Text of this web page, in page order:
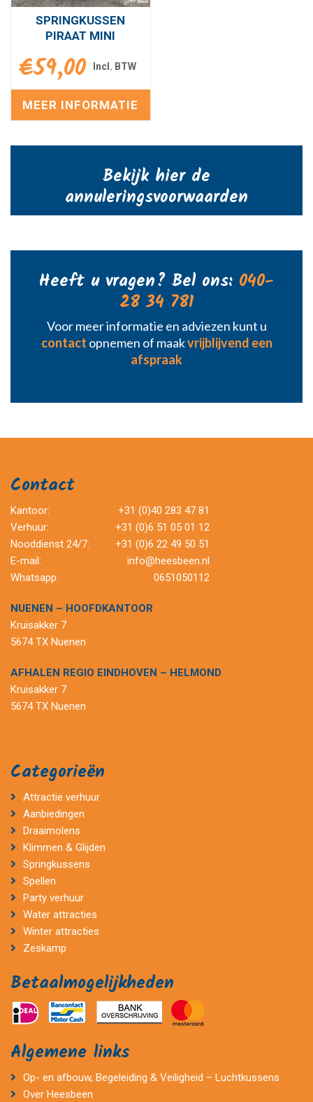
SPRINGKUSSEN
PIRAAT MINI
€59,00
MEER INFORMATIE
Bekijk hier de
annuleringsvoorwaarden
Heeft u vragen? Bel ons: 040-
28 34 781
Voor meer informatie en adviezen kunt u
contact opnemen of maakvrijblijvend een
afspraak
Contact
Kantoor:
+31 (0)40 283 47 81
Verhuur:
+31 (0)6 51 05 01 12
Nooddienst 24/7:
+31 (0)6 22 49 50 51
E-mail:
info@heesbeen.nl
Whatsapp:
0651050112
NUENEN – HOOFDKANTOOR
Kruisakker 7
5674 TX Nuenen
AFHALEN REGIO EINDHOVEN – HELMOND
Kruisakker 7
5674 TX Nuenen
Categorieën
Attractie verhuur
Aanbiedingen
Draaimolens
Klimmen & Glijden
Springkussens
Spellen
Party verhuur
Water attracties
Winter attracties
Zeskamp
Betaalmogelijkheden
Algemene links
Op- en afbouw, Begeleiding & Veiligheid – Luchtkussens
Over Heesbeen